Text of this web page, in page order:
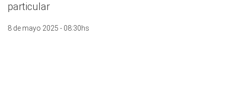
particular
8 de mayo 2025 - 08:30hs